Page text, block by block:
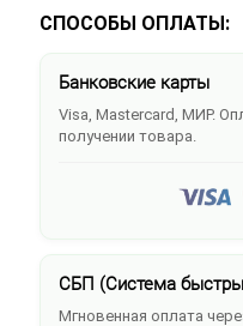
СПОСОБЫ ОПЛАТЫ:
Банковские карты
Visa, Mastercard, МИР.
получении товара.
СБП (Система
Мгновенная оплата